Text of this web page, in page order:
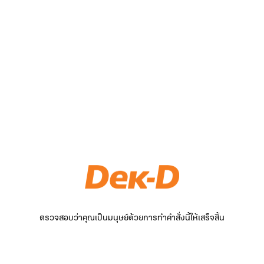
ตรวจสอบว่าคุณเป็นมนุษย์ด้วยการทำคำสั่งนี้ให้เสร็จสิ้น